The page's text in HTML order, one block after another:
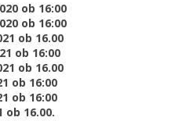
ob 16:00
ob 16:00
ob 16.00
ob 16:00
ob 16.00
ob 16:00
ob 16:00
ob 16.00.